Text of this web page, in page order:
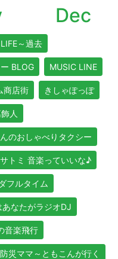
Dec
～過去
BLOG MUSIC LINE
商店街 きしゃぽっぽ
人
のおしゃべりタクシー
トミ 音楽っていいな♪
フルタイム
あなたがラジオDJ
音楽飛行
防災ママ～ともこんが行く